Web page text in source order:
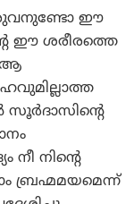
ഈ
ഈ ശരീരത്തെ
ആ
സൂര്‍ദാസിന്റെ
നിന്റെ
ബ്രഹ്മമയമെന്ന്